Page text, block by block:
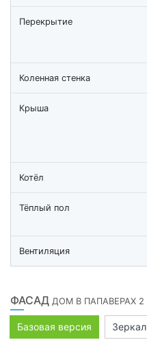
Перекрытие
Коленная стенка
Крыша
Котёл
Тёплый пол
Вентиляция
ФАСАД ДОМ В ПАПАВЕРАХ 2
Базовая версия